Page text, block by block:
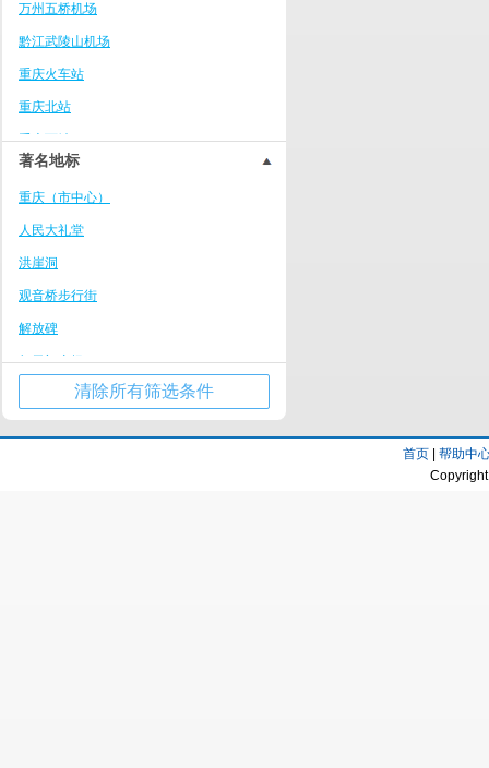
璧山区
垫江
铜梁区
酉阳
黔江区
荣昌区
大渡口区
彭水
冉家坝/龙溪
重庆火车西站/巴国城
大坪/时代天街
万州万达广场
西南大学/缙云山度假区
巴南万达商圈
南山度假区
万州五桥机场
黔江武陵山机场
重庆火车站
重庆北站
重庆西站
沙坪坝火车站
著名地标
重庆（市中心）
人民大礼堂
洪崖洞
观音桥步行街
解放碑
朝天门广场
重庆大剧院清除所有筛选条件
首页| 帮助中